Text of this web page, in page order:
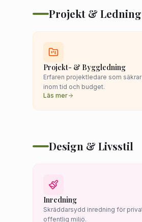
Projekt & Ledning
Projekt- & Byggledning
Erfaren projektledare som
inom tid och budget.
Läs mer
Design & Livsstil
Inredning
Skräddarsydd inredning för
offentlig miljö.